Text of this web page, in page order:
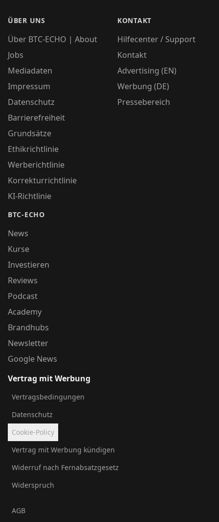
ÜBER UNS
Über BTC-ECHO | About
Jobs
Mediadaten
Impressum
Datenschutz
Barrierefreiheit
Grundsätze
Ethikrichtlinie
Werberichtlinie
Korrekturrichtlinie
KI-Richtlinie
BTC-ECHO
News
Kurse
Investieren
Reviews
Podcast
Academy
Brandhubs
Newsletter
Google News
KONTAKT
Hilfecenter / Support
Kontakt
Advertising (EN)
Werbung (DE)
Pressebereich
Vertrag mit Werbung
Vertragsbedingungen
Datenschutz
Cookie-Policy
Vertrag mit Werbung kündigen
Widerruf nach Fernabsatzgesetz
Widerspruch
AGB